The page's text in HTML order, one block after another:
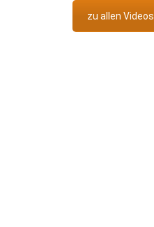
zu allen Videos